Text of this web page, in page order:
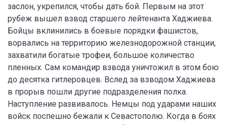
заслон, укрепился, чтобы дать бой. Первым на этот
рубеж вышел взвод старшего лейтенанта Хаджиева.
Бойцы вклинились в боевые порядки фашистов,
ворвались на территорию железнодорожной станции,
захватили богатые трофеи, большое количество
пленных. Сам командир взвода уничтожил в этом бою
до десятка гитлеровцев. Вслед за взводом Хаджиева
в прорыв пошли другие подразделения полка.
Наступление развивалось. Немцы под ударами наших
войск поспешно бежали к Севастополю. Когда в боях